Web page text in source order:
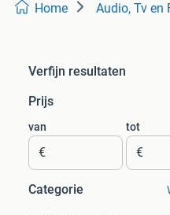
Home Audio, Tv en
Verfijn resultaten
Prijs
van
€
tot
€
Categorie